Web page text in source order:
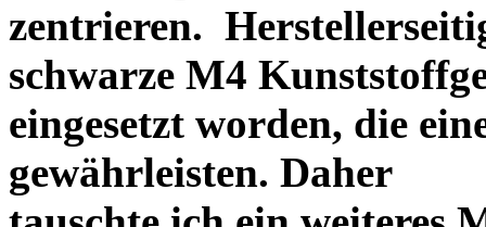
zentrieren.
schwarze M4
eingesetzt worden, die
gewährleisten. Daher